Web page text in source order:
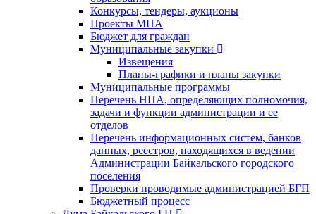
Конкурсы, тендеры, аукционы
Проекты МПА
Бюджет для граждан
Муниципальные закупки
Извещения
Планы-графики и планы закупки
Муниципальные программы
Перечень НПА, определяющих полномочия,
задачи и функции администрации и ее
отделов
Перечень информационных систем, банков
данных, реестров, находящихся в ведении
Администрации Байкальского городского
поселения
Проверки проводимые администрацией БГП
Бюджетный процесс